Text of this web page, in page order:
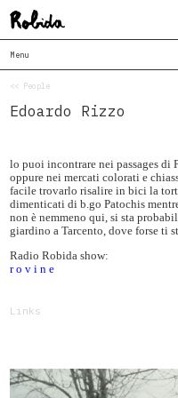
Menu
<< People
Edoardo Rizzo
lo puoi incontrare nei passages
oppure nei mercati colorati e
facile trovarlo risalire in bici la
dimenticati di b.go Patochis
non è nemmeno qui, si sta
giardino a Tarcento, dove forse ti
Radio Robida show:
r o v i n e
Links